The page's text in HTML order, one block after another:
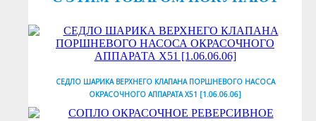
СЕДЛО ШАРИКА ВЕРХНЕГО КЛАПАНА ПОРШНЕВОГО НАСОСА
ОКРАСОЧНОГО АППАРАТА X51 [1.06.06.06]